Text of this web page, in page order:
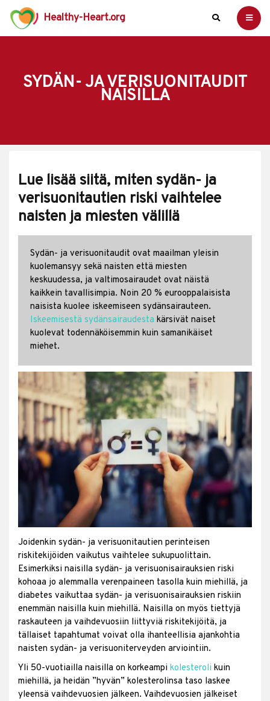
Healthy-Heart.org
SYDÄN- JA VERISUONITAUDIT
NAISILLA
Lue lisää siitä, miten sydän- ja
verisuonitautien riski vaihtelee
naisten ja miesten välillä
Sydän- ja verisuonitaudit ovat maailman yleisin
kuolemansyy sekä naisten että miesten
keskuudessa, ja valtimosairaudet ovat näistä
kaikkein tavallisimpia. Noin 20 % eurooppalaisista
naisista kuolee iskeemiseen sydänsairauteen.
Iskeemisestä sydänsairaudesta kärsivät naiset
kuolevat todennäköisemmin kuin samanikäiset
miehet.
Joidenkin sydän- ja verisuonitautien perinteisen
riskitekijöiden vaikutus vaihtelee sukupuolittain.
Esimerkiksi naisilla sydän- ja verisuonisairauksien riski
kohoaa jo alemmalla verenpaineen tasolla kuin miehillä, ja
diabetes vaikuttaa sydän- ja verisuonisairauksien riskiin
enemmän naisilla kuin miehillä. Naisilla on myös tiettyjä
raskauteen ja vaihdevuosiin liittyviä riskitekijöitä, ja
tällaiset tapahtumat voivat olla ihanteellisia ajankohtia
naisten sydän- ja verisuoniterveyden arviointiin.
Yli 50-vuotiailla naisilla on korkeampi kolesteroli kuin
miehillä, ja heidän ”hyvän” kolesterolinsa taso laskee
yleensä vaihdevuosien jälkeen. Vaihdevuosien jälkeiset